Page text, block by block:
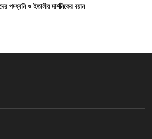
পদধ্বনি ও ইতালীয় দার্শনিকের বয়ান